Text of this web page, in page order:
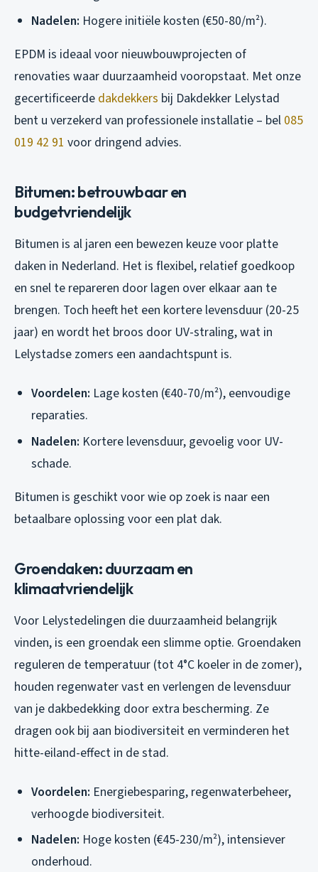
Nadelen: Hogere initiële kosten (€50-80/m²).
EPDM is ideaal voor nieuwbouwprojecten of
renovaties waar duurzaamheid vooropstaat. Met onze
gecertificeerde dakdekkers bij Dakdekker Lelystad
bent u verzekerd van professionele installatie – bel 085
019 42 91 voor dringend advies.
Bitumen: betrouwbaar en
budgetvriendelijk
Bitumen is al jaren een bewezen keuze voor platte
daken in Nederland. Het is flexibel, relatief goedkoop
en snel te repareren door lagen over elkaar aan te
brengen. Toch heeft het een kortere levensduur (20-25
jaar) en wordt het broos door UV-straling, wat in
Lelystadse zomers een aandachtspunt is.
Voordelen: Lage kosten (€40-70/m²), eenvoudige
reparaties.
Nadelen: Kortere levensduur, gevoelig voor UV-
schade.
Bitumen is geschikt voor wie op zoek is naar een
betaalbare oplossing voor een plat dak.
Groendaken: duurzaam en
klimaatvriendelijk
Voor Lelystedelingen die duurzaamheid belangrijk
vinden, is een groendak een slimme optie. Groendaken
reguleren de temperatuur (tot 4°C koeler in de zomer),
houden regenwater vast en verlengen de levensduur
van je dakbedekking door extra bescherming. Ze
dragen ook bij aan biodiversiteit en verminderen het
hitte-eiland-effect in de stad.
Voordelen: Energiebesparing, regenwaterbeheer,
verhoogde biodiversiteit.
Nadelen: Hoge kosten (€45-230/m²), intensiever
onderhoud.